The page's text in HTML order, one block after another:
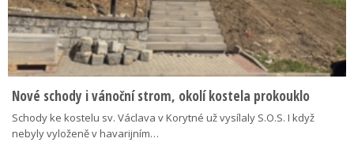
Nové schody i vánoční strom, okolí kostela prokouklo
Schody ke kostelu sv. Václava v Korytné už vysílaly S.O.S. I když
nebyly vyloženě v havarijním…